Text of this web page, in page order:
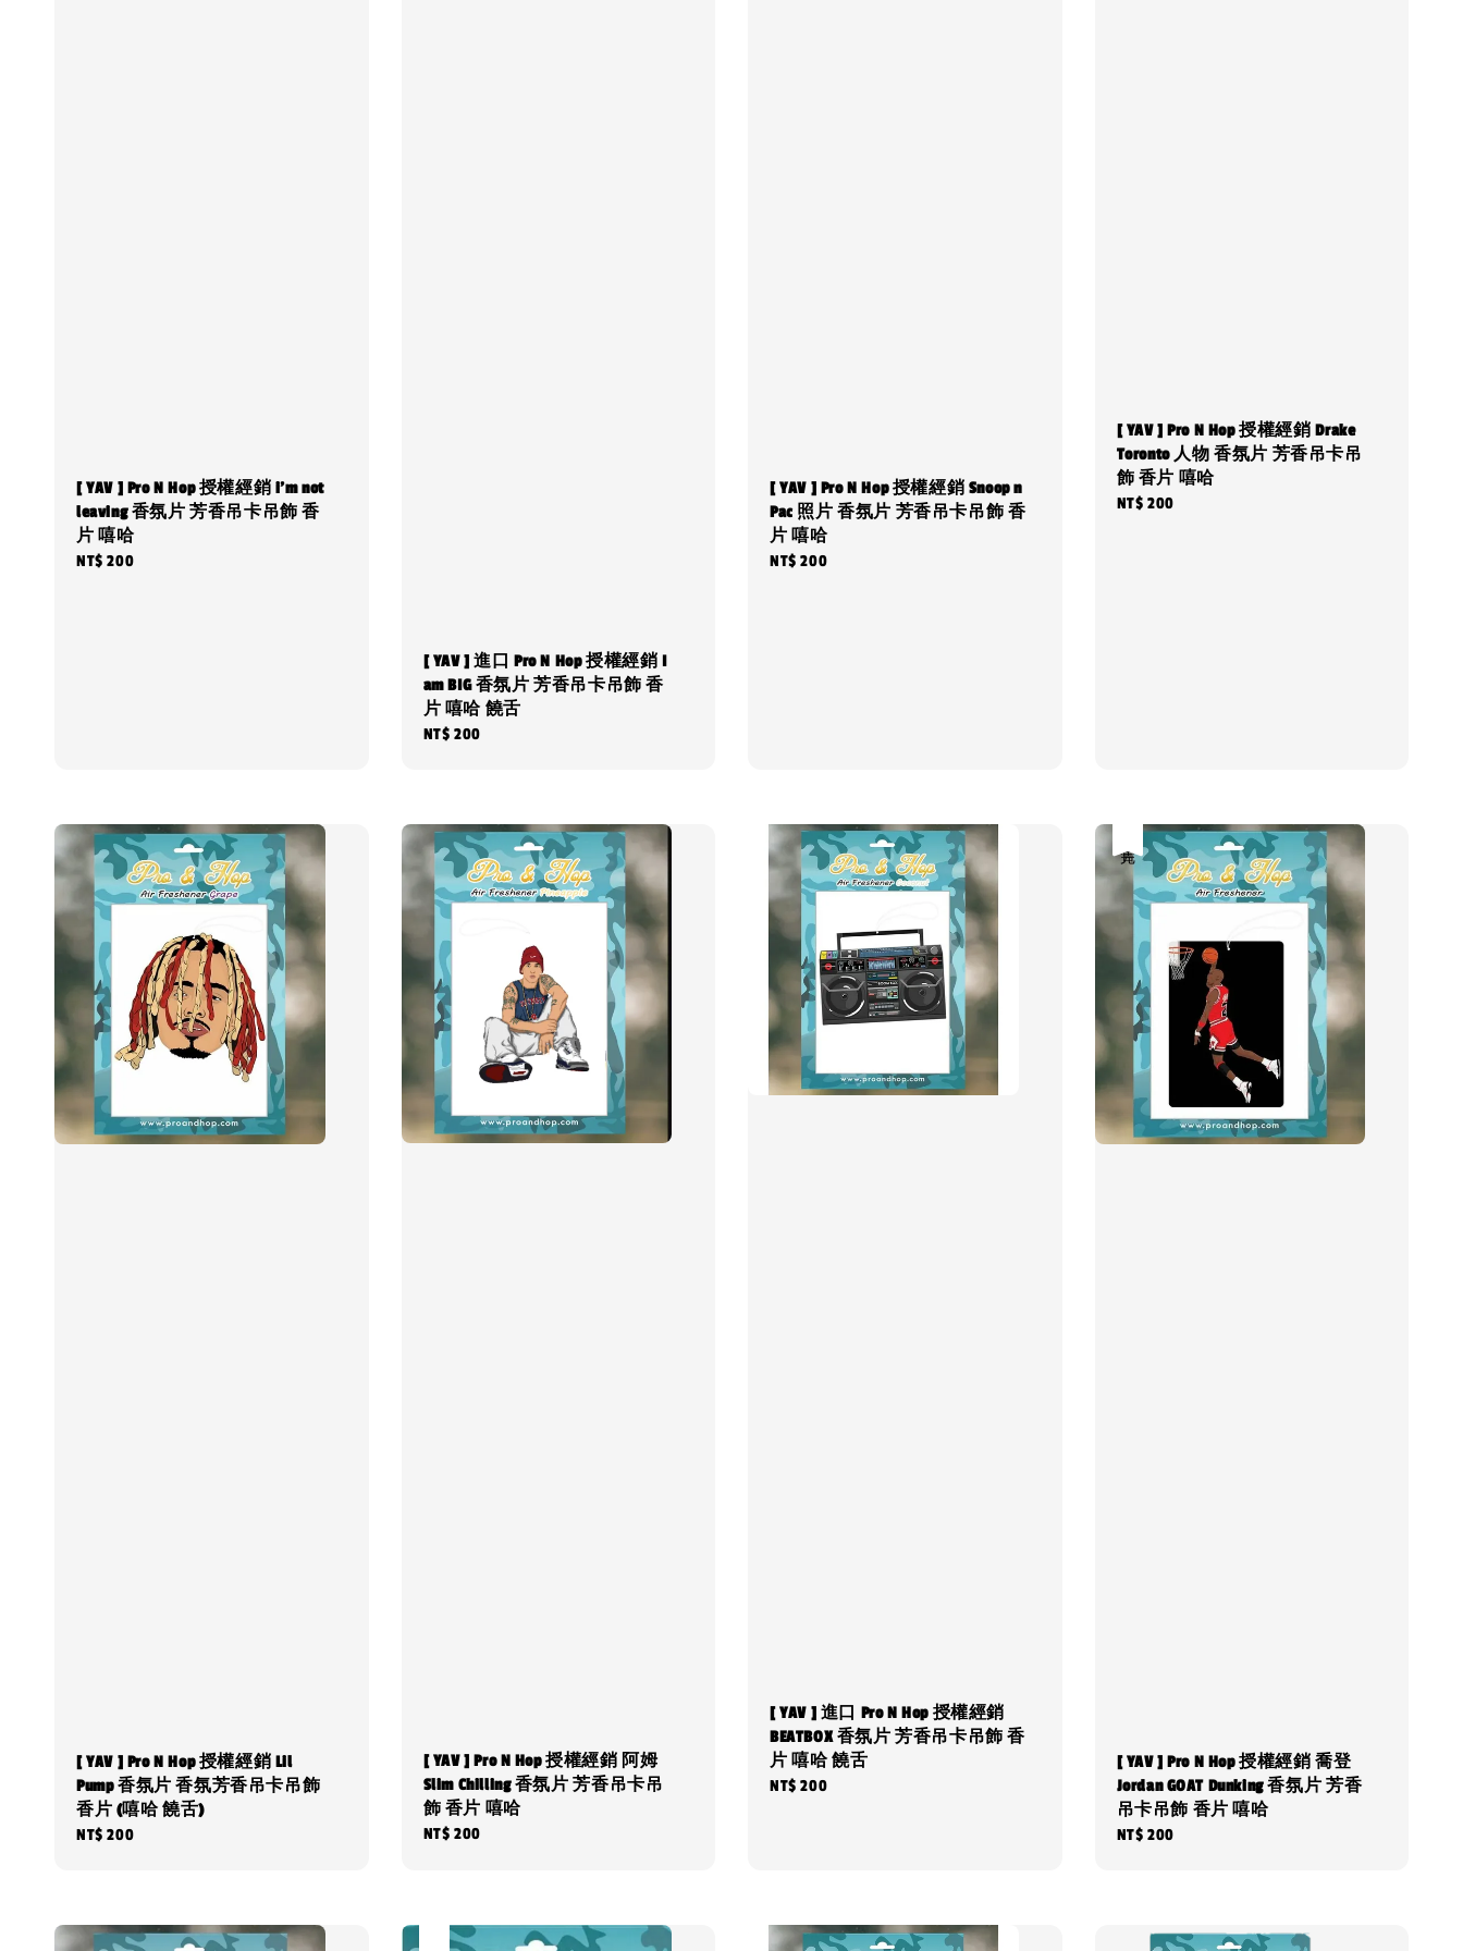
[ YAV ] Pro N Hop 授權經銷 i'm not
leaving 香氛片 芳香吊卡吊飾 香
片 嘻哈
Regular
NT$ 200
[ YAV ] 進口 Pro N Hop 授權經銷 I
am BIG 香氛片 芳香吊卡吊飾 香
片 嘻哈 饒舌
Regular
NT$ 200
[ YAV ] Pro N Hop 授權經銷 Snoop n
Pac 照片 香氛片 芳香吊卡吊飾 香
片 嘻哈
Regular
NT$ 200
[ YAV ] Pro N Hop 授權經銷 Drake
Toronto 人物 香氛片 芳香吊卡吊
飾 香片 嘻哈
Regular
NT$ 200
[ YAV ] Pro N Hop 授權經銷 Lil
Pump 香氛片 香氛芳香吊卡吊飾
香片 (嘻哈 饒舌)
Regular
NT$ 200
[ YAV ] Pro N Hop 授權經銷 阿姆
Slim Chilling 香氛片 芳香吊卡吊
飾 香片 嘻哈
Regular
NT$ 200
[ YAV ] 進口 Pro N Hop 授權經銷
BEATBOX 香氛片 芳香吊卡吊飾 香
片 嘻哈 饒舌
Regular
NT$ 200
[ YAV ] Pro N Hop 授權經銷 喬登
Jordan GOAT Dunking 香氛片 芳香
吊卡吊飾 香片 嘻哈
Regular
NT$ 200